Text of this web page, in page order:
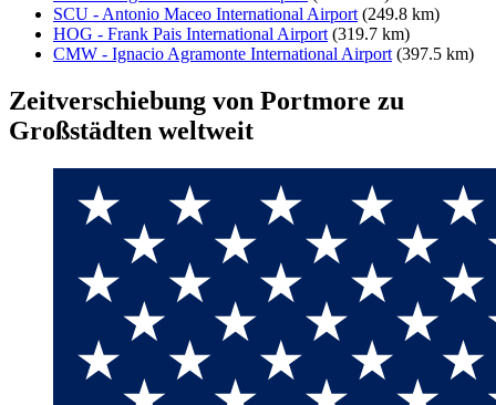
SCU - Antonio Maceo International Airport (249.8 km)
HOG - Frank Pais International Airport (319.7 km)
CMW - Ignacio Agramonte International Airport (397.5 km)
Zeitverschiebung von Portmore zu
Großstädten weltweit